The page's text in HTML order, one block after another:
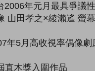
2006年元月最具爭議
山田孝之×綾瀨遙 螢
年5月高收視率偶像劇
直木獎入圍作品